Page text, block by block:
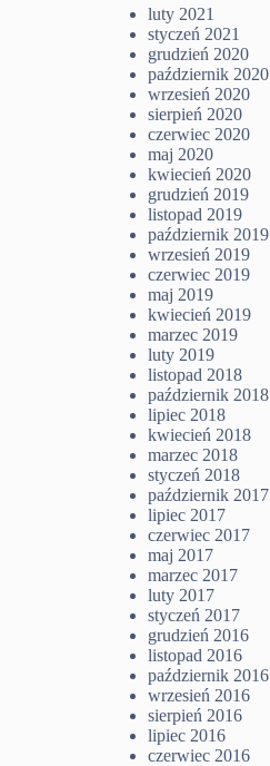
luty 2021
styczeń 2021
grudzień 2020
październik 2020
wrzesień 2020
sierpień 2020
czerwiec 2020
maj 2020
kwiecień 2020
grudzień 2019
listopad 2019
październik 2019
wrzesień 2019
czerwiec 2019
maj 2019
kwiecień 2019
marzec 2019
luty 2019
listopad 2018
październik 2018
lipiec 2018
kwiecień 2018
marzec 2018
styczeń 2018
październik 2017
lipiec 2017
czerwiec 2017
maj 2017
marzec 2017
luty 2017
styczeń 2017
grudzień 2016
listopad 2016
październik 2016
wrzesień 2016
sierpień 2016
lipiec 2016
czerwiec 2016